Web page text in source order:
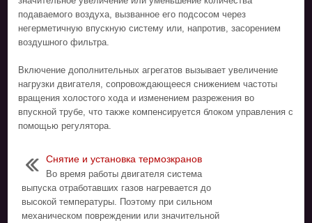
подаваемого воздуха, вызванное его подсосом через
негерметичную впускную систему или, напротив, засорением
воздушного фильтра.
Включение дополнительных агрегатов вызывает увеличение
нагрузки двигателя, сопровождающееся снижением частоты
вращения холостого хода и изменением разрежения во
впускной трубе, что также компенсируется блоком управления с
помощью регулятора.
Снятие и установка термозкранов
Во время работы двигателя система
выпуска отработавших газов нагревается до
высокой температуры. Поэтому при сильном
механическом повреждении или значительной